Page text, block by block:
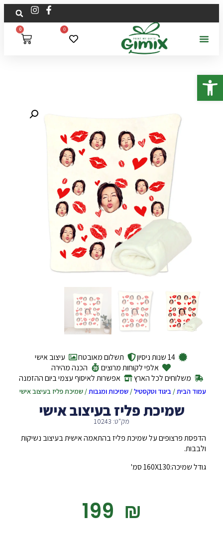
פתח סרגל נגישות
0
0
14 שנות ניסיון תשלום מאובטח
עיצוב אישי
אלפי לקוחות מרוצים
הכנה מהירה
משלוחים לכל הארץ
אפשרות לאיסוף עצמי ביום ההזמנה
עמוד הבית/ביגוד וטקסטיל/שמיכות ומגבות/ שמיכת פליז בעיצוב אישי
שמיכת פליז בעיצוב אישי
מק"ט: 10243
הדפסת פרצופים על שמיכת פליז בהתאמה אישית בעיצוב נשיקות
ולבבות.
גודל שמיכה:160X130 סמ'
‎199 ₪